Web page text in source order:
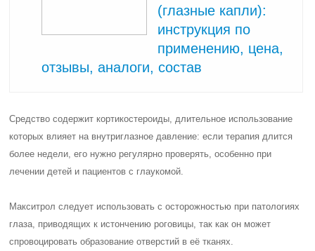
(глазные капли):
инструкция по
применению, цена,
отзывы, аналоги, состав
Средство содержит кортикостероиды, длительное использование
которых влияет на внутриглазное давление: если терапия длится
более недели, его нужно регулярно проверять, особенно при
лечении детей и пациентов с глаукомой.
Макситрол следует использовать с осторожностью при патологиях
глаза, приводящих к истончению роговицы, так как он может
спровоцировать образование отверстий в её тканях.